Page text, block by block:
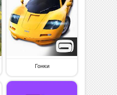
Гонки